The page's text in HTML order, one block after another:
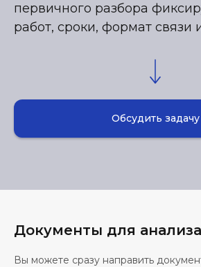
первичного разбора
работ, сроки, формат связи
Обсудить задачу
Документы для анализа
Вы можете сразу направить